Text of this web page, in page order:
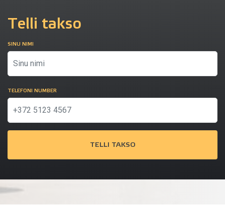
Telli takso
SINU NIMI
TELEFONI NUMBER
TELLI TAKSO